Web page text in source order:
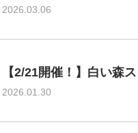
2026.03.06
【2/21開催！】白い森
2026.01.30